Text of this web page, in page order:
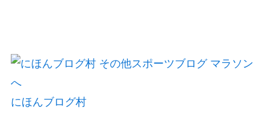
にほんブログ村